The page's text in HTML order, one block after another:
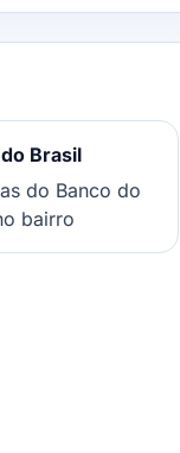
Brasil
do Banco do
bairro